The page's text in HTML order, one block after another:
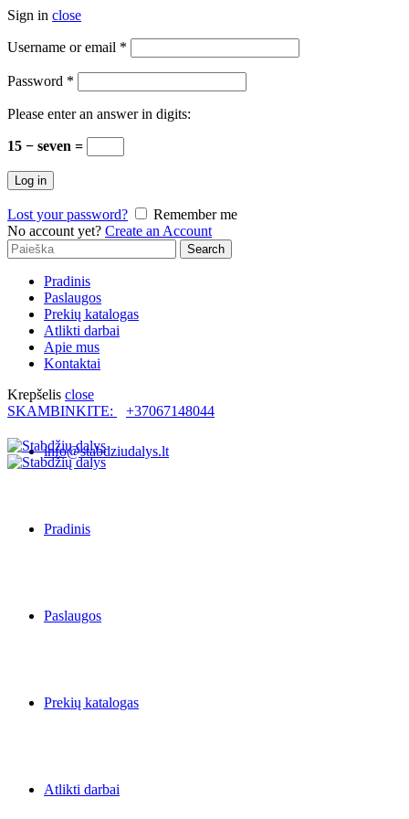
Sign in close
Username or email *
Password *
Please enter an answer in digits:
15 − seven =
Log in
Lost your password?
Remember me
No account yet? Create an Account
Search
for:
Search
Pradinis
Paslaugos
Prekių katalogas
Atlikti darbai
Apie mus
Kontaktai
Krepšelis close
SKAMBINKITE:
+37067148044
info@stabdziudalys.lt
Pradinis
Paslaugos
Prekių katalogas
Atlikti darbai